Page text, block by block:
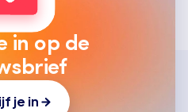
in op de
je in